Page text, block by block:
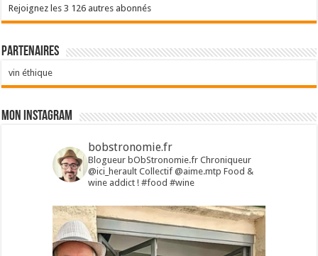
Rejoignez les 3 126 autres abonnés
Partenaires
vin éthique
Mon Instagram
bobstronomie.fr
Blogueur bObStronomie.fr Chroniqueur
@ici_heraultCollectif @aime.mtp Food &
wine addict !#food #wine